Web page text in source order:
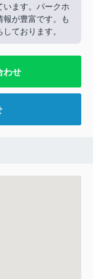
います。パークホ
報が豊富です。も
ております。
わせ